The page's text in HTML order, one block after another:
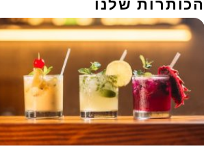
הכותרות שלנו